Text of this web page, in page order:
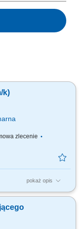
k)
zlecenie
pokaż opis
kuchni, biura,